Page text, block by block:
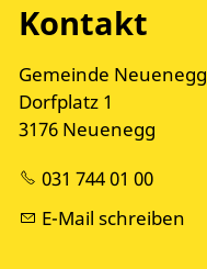
Kontakt
Gemeinde Neuenegg
Dorfplatz 1
3176 Neuenegg
031 744 01 00
E-Mail schreiben